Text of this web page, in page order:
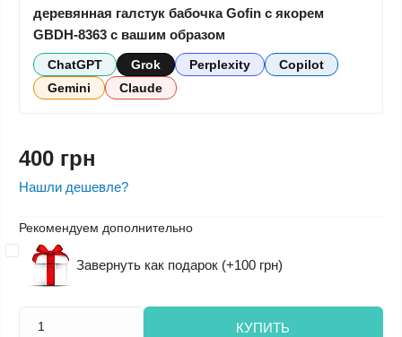
деревянная галстук бабочка Gofin с якорем
GBDH-8363 с вашим образом
ChatGPT Grok Perplexity
Copilot
Gemini
Claude
400 грн
Нашли дешевле?
Рекомендуем дополнительно
Завернуть как подарок (+100 грн)
КУПИТЬ